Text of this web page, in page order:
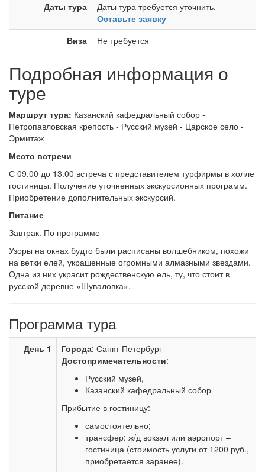
Даты тура
Даты тура требуется уточнить.
Оставьте заявку
Виза
Не требуется
Подробная информация о
туре
Маршрут тура: Казанский кафедральный собор -
Петропавловская крепость - Русский музей - Царское село -
Эрмитаж
Место встречи
С 09.00 до 13.00 встреча с представителем турфирмы в холле
гостиницы. Получение уточненных экскурсионных программ.
Приобретение дополнительных экскурсий.
Питание
Завтрак. По программе
Узоры на окнах будто были расписаны волшебником, похожи
на ветки елей, украшенные огромными алмазными звездами.
Одна из них украсит рождественскую ель, ту, что стоит в
русской деревне «Шуваловка».
Программа тура
День 1 Города: Санкт-Петербург
Достопримечательности:
Русский музей,
Казанский кафедральный собор
Прибытие в гостиницу:
самостоятельно;
трансфер: ж/д вокзал или аэропорт –
гостиница (стоимость услуги от 1200 руб.,
приобретается заранее).